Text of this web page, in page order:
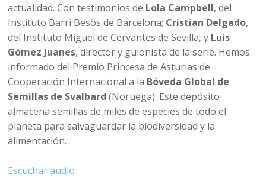
actualidad. Con testimonios de Lola Campbell, del
Instituto Barri Besòs de Barcelona; Cristian Delgado,
del Instituto Miguel de Cervantes de Sevilla, y Luís
Gómez Juanes, director y guionista de la serie. Hemos
informado del Premio Princesa de Asturias de
Cooperación Internacional a la Bóveda Global de
Semillas de Svalbard(Noruega). Este depósito
almacena semillas de miles de especies de todo el
planeta para salvaguardar la biodiversidad y la
alimentación.
Escuchar audio